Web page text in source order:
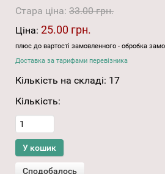
Стара ціна: 33.00 грн.
Ціна: 25.00 грн.
плюс до вартості замовленного - обробка
Доставка за тарифами перевізника
Кількість на складі: 17
Кількість: